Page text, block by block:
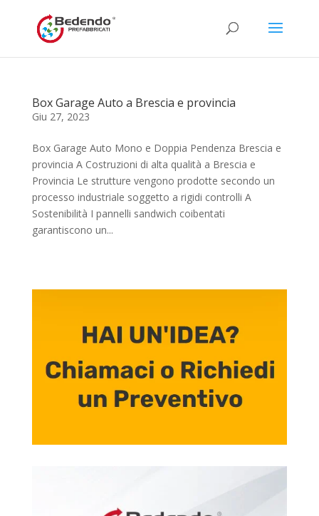
Box Garage Auto a Brescia e provincia
Giu 27, 2023
Box Garage Auto Mono e Doppia Pendenza Brescia e
provincia A Costruzioni di alta qualità a Brescia e
Provincia Le strutture vengono prodotte secondo un
processo industriale soggetto a rigidi controlli A
Sostenibilità I pannelli sandwich coibentati
garantiscono un...